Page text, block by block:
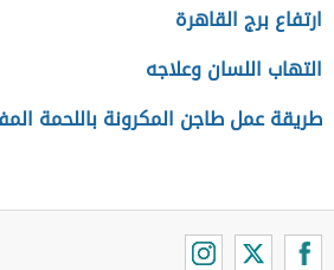
ارتفاع برج القاهرة
التهاب اللسان وعلاجه
طريقة عمل طاجن المكرونة باللحمة